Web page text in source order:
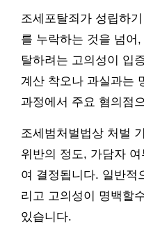
조세포탈죄가 성립하
를 누락하는 것을 넘어
탈하려는 고의성이 입
계산 착오나 과실과는
과정에서 주요 혐의점
조세범처벌법상 처벌
위반의 정도, 가담자
여 결정됩니다. 일반적
리고 고의성이 명백할
있습니다.